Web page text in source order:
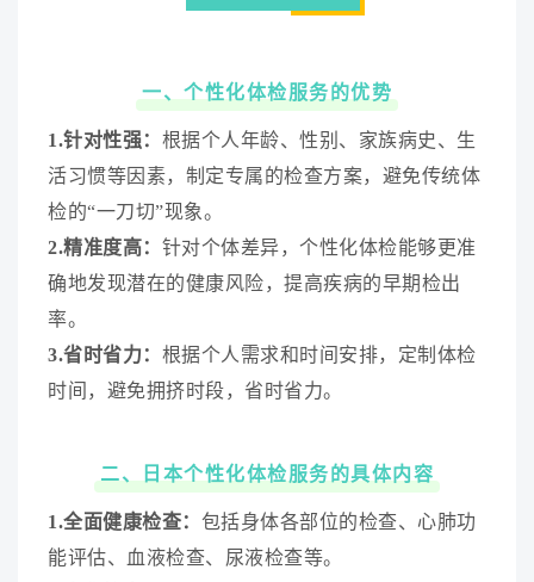
一、个性化体检服务的优势
1.针对性强： 根据个人年龄、性别、家族病史、生
活习惯等因素，制定专属的检查方案，避免传统体
检的“一刀切”现象。
2.精准度高： 针对个体差异，个性化体检能够更准
确地发现潜在的健康风险，提高疾病的早期检出
率。
3.省时省力： 根据个人需求和时间安排，定制体检
时间，避免拥挤时段，省时省力。
二、日本个性化体检服务的具体内容
1.全面健康检查： 包括身体各部位的检查、心肺功
能评估、血液检查、尿液检查等。